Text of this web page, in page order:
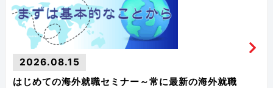
2026.08.15
はじめての海外就職セミナー～常に最新の海外就職